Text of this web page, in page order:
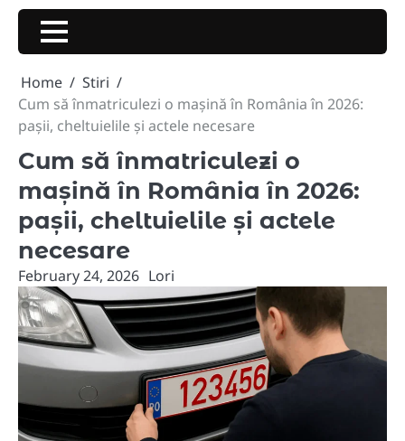
Skip
content
Home
Stiri
Cum să înmatriculezi o mașină în România în 2026:
pașii, cheltuielile și actele necesare
Cum să înmatriculezi o
mașină în România în 2026:
pașii, cheltuielile și actele
necesare
February 24, 2026 Lori